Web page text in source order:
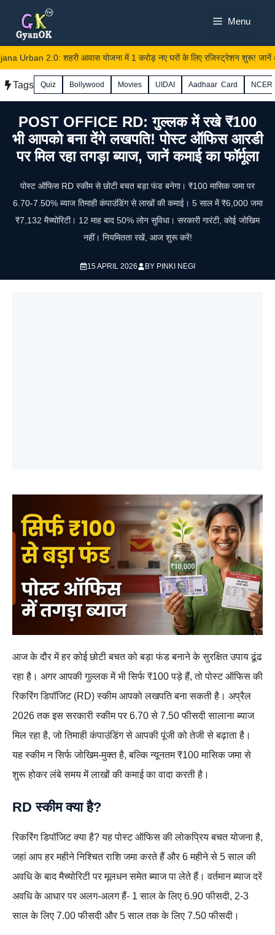
content
Menu
Urban 2.0: शहरी आवास योजना में 1 करोड़ नए घरों के लिए रजिस्ट्रेशन शुरू! जानें
Tags Quiz Bollywood Movies UIDAI Aadhaar Card
POST OFFICE RD: गुल्लक में रखे ₹100
भी आपको बना देंगे लखपति! पोस्ट ऑफिस आरडी
पर मिल रहा तगड़ा ब्याज, जानें कमाई का फॉर्मूला
पोस्ट ऑफिस RD स्कीम से छोटी बचत बड़ा फंड बनेगा। ₹100 मासिक जमा पर
6.70-7.50% ब्याज तिमाही कंपाउंडिंग से लाखों की कमाई। 5 साल में ₹6,000 जमा
₹7,132 मैच्योरिटी। 12 माह बाद 50% लोन सुविधा। सरकारी गारंटी, कोई जोखिम
नहीं। नियमितता रखें, आज शुरू करें!
15 APRIL 2026 BY PINKI NEGI
आज के दौर में हर कोई छोटी बचत को बड़ा फंड बनाने के सुरक्षित उपाय ढूंढ
रहा है। अगर आपकी गुल्लक में भी सिर्फ ₹100 पड़े हैं, तो पोस्ट ऑफिस की
रिकरिंग डिपॉजिट (RD) स्कीम आपको लखपति बना सकती है। अप्रैल
2026 तक इस सरकारी स्कीम पर 6.70 से 7.50 फीसदी सालाना ब्याज
मिल रहा है, जो तिमाही कंपाउंडिंग से आपकी पूंजी को तेजी से बढ़ाता है।
यह स्कीम न सिर्फ जोखिम-मुक्त है, बल्कि न्यूनतम ₹100 मासिक जमा से
शुरू होकर लंबे समय में लाखों की कमाई का वादा करती है।
RD स्कीम क्या है?
रिकरिंग डिपॉजिट क्या है? यह पोस्ट ऑफिस की लोकप्रिय बचत योजना है,
जहां आप हर महीने निश्चित राशि जमा करते हैं और 6 महीने से 5 साल की
अवधि के बाद मैच्योरिटी पर मूलधन समेत ब्याज पा लेते हैं। वर्तमान ब्याज दरें
अवधि के आधार पर अलग-अलग हैं- 1 साल के लिए 6.90 फीसदी, 2-3
साल के लिए 7.00 फीसदी और 5 साल तक के लिए 7.50 फीसदी।